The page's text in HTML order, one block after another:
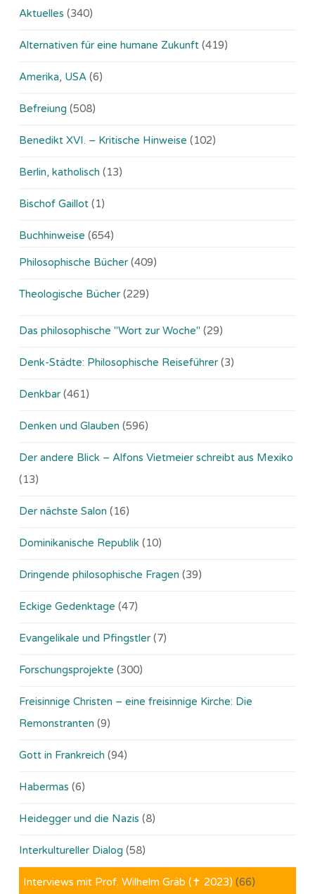
Aktuelles (340)
Alternativen für eine humane Zukunft (419)
Amerika, USA (6)
Befreiung (508)
Benedikt XVI. – Kritische Hinweise (102)
Berlin, katholisch (13)
Bischof Gaillot (1)
Buchhinweise (654)
Philosophische Bücher (409)
Theologische Bücher (229)
Das philosophische "Wort zur Woche" (29)
Denk-Städte: Philosophische Reiseführer (3)
Denkbar (461)
Denken und Glauben (596)
Der andere Blick – Alfons Vietmeier schreibt aus Mexiko
(13)
Der nächste Salon (16)
Dominikanische Republik (10)
Dringende philosophische Fragen (39)
Eckige Gedenktage (47)
Evangelikale und Pfingstler (7)
Forschungsprojekte (300)
Freisinnige Christen – eine freisinnige Kirche: Die
Remonstranten (9)
Gott in Frankreich (94)
Habermas (6)
Heidegger und die Nazis (8)
Interkultureller Dialog (58)
Interviews mit Prof. Wilhelm Gräb (✝ 2023) (66)